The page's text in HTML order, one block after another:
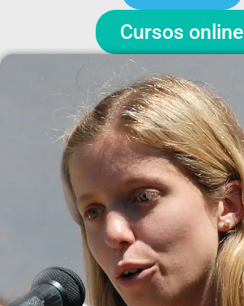
Cursos online